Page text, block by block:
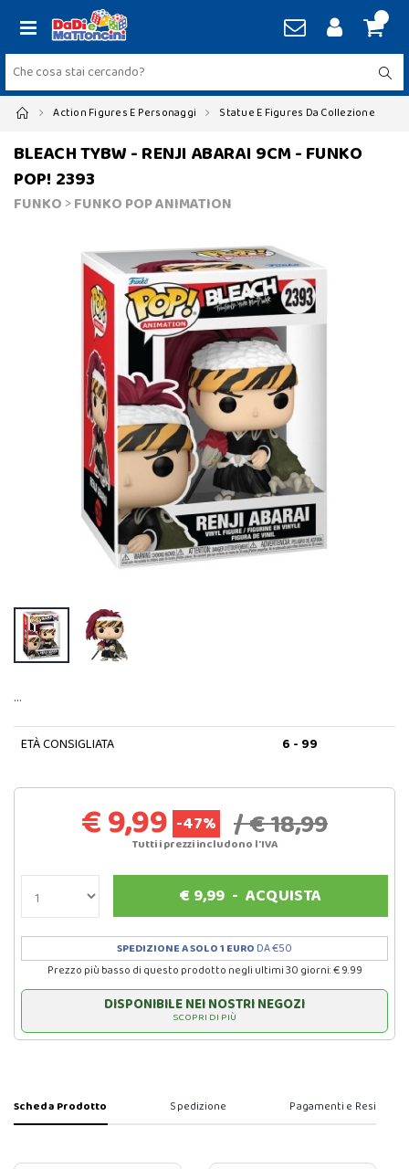
Action Figures E Personaggi Statue E Figures Da Collezione
BLEACH TYBW - RENJI ABARAI 9CM - FUNKO
POP! 2393
FUNKO>FUNKO POP ANIMATION
…
ETÀ CONSIGLIATA 6 - 99
€ 9,99 -47% / € 18,99
Tutti i prezzi includono l'IVA
€ 9,99 -ACQUISTA
SPEDIZIONE A SOLO 1 EURO DA €50
Prezzo più basso di questo prodotto negli ultimi 30 giorni: € 9.99
DISPONIBILE NEI NOSTRI NEGOZI
SCOPRI DI PIÙ
Scheda Prodotto Spedizione Pagamenti e Resi